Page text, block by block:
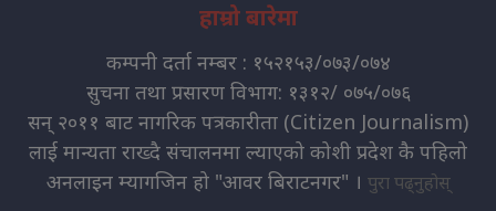
हाम्रो बारेमा
कम्पनी दर्ता नम्बर : १५२१५३/०७३/०७४
सुचना तथा प्रसारण विभाग: १३१२/ ०७५/०७६
सन् २०११ बाट नागरिक पत्रकारीता (Citizen Journalism)
लाई मान्यता राख्दै संचालनमा ल्याएको कोशी प्रदेश कै पहिलो
अनलाइन म्यागजिन हो "आवर बिराटनगर" । पुरा पढ्नुहोस्